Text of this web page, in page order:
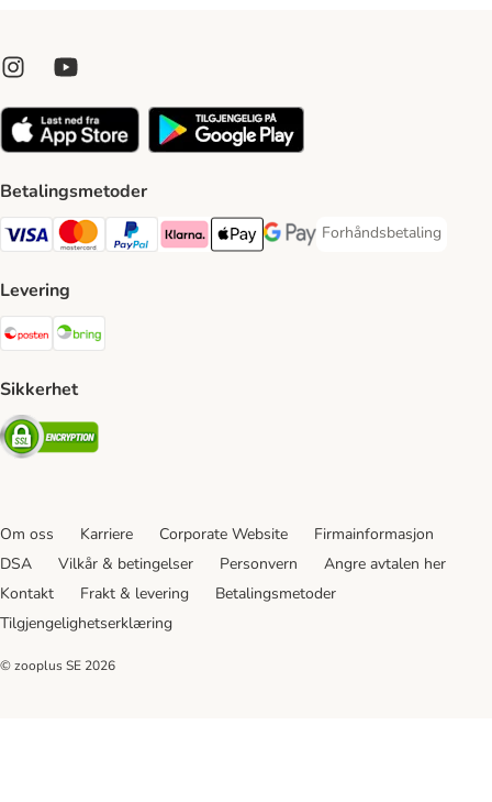
Betalingsmetoder
Visa Payment Method
Mastercard Payment Method
PayPal Payment Method
Klarna Payment Method
Apple Pay Payment Method
Google Pay Payment Method
Forhåndsbetaling
Forhåndsbetaling
Levering
Posten Shipping Method
Sikkerhet
Security
Om oss Karriere Corporate Website
Firmainformasjon
DSA
Vilkår & betingelser Personvern
Angre avtalen her
Kontakt
Frakt & levering
Betalingsmetoder
Tilgjengelighetserklæring
© zooplus SE 2026